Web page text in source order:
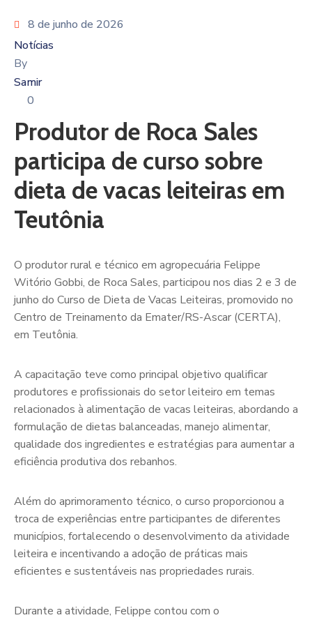
8 de junho de 2026
Notícias
By
Samir
0
Produtor de Roca Sales
participa de curso sobre
dieta de vacas leiteiras em
Teutônia
O produtor rural e técnico em agropecuária Felippe
Witório Gobbi, de Roca Sales, participou nos dias 2 e 3 de
junho do Curso de Dieta de Vacas Leiteiras, promovido no
Centro de Treinamento da Emater/RS-Ascar (CERTA),
em Teutônia.
A capacitação teve como principal objetivo qualificar
produtores e profissionais do setor leiteiro em temas
relacionados à alimentação de vacas leiteiras, abordando a
formulação de dietas balanceadas, manejo alimentar,
qualidade dos ingredientes e estratégias para aumentar a
eficiência produtiva dos rebanhos.
Além do aprimoramento técnico, o curso proporcionou a
troca de experiências entre participantes de diferentes
municípios, fortalecendo o desenvolvimento da atividade
leiteira e incentivando a adoção de práticas mais
eficientes e sustentáveis nas propriedades rurais.
Durante a atividade, Felippe contou com o